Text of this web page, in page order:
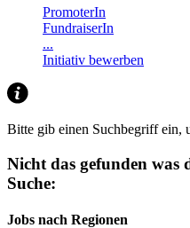
PromoterIn
FundraiserIn
...
Initiativ bewerben
Bitte gib einen Suchbegriff ein,
Nicht das gefunden was
Suche:
Jobs nach Regionen